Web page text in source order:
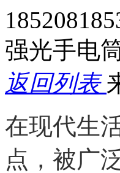
强光手电
返回列表
在现代生
点，被广